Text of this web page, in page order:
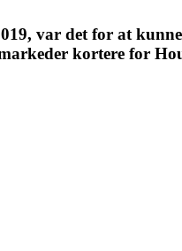
var det for at
kortere for